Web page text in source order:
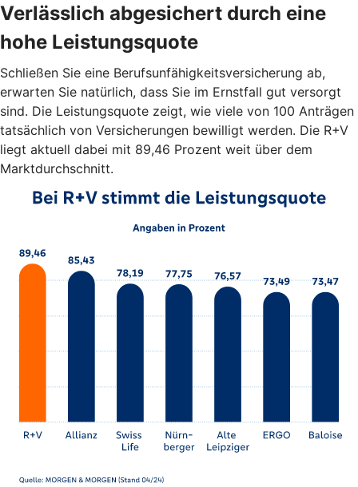
Verlässlich abgesichert durch eine
hohe Leistungsquote
Schließen Sie eine Berufsunfähigkeitsversicherung ab,
erwarten Sie natürlich, dass Sie im Ernstfall gut versorgt
sind. Die Leistungsquote zeigt, wie viele von 100 Anträgen
tatsächlich von Versicherungen bewilligt werden. Die R+V
liegt aktuell dabei mit 89,46 Prozent weit über dem
Marktdurchschnitt.